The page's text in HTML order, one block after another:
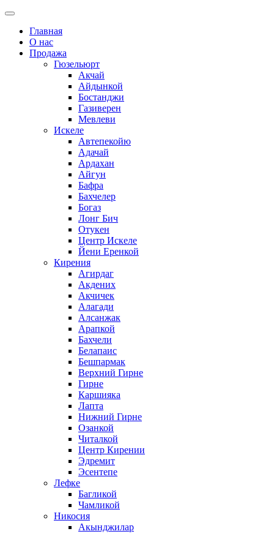
Главная
О нас
Продажа
Гюзельюрт
Акчай
Айдынкой
Бостанджи
Газиверен
Мевлеви
Искеле
Автепекойю
Адачай
Ардахан
Айгун
Бафра
Бахчелер
Богаз
Лонг Бич
Отукен
Центр Искеле
Йени Еренкой
Кирения
Агирдаг
Акдених
Акчичек
Алагади
Алсанжак
Арапкой
Бахчели
Белапаис
Бешпармак
Верхний Гирне
Гирне
Каршияка
Лапта
Нижний Гирне
Озанкой
Читалкой
Центр Кирении
Эдремит
Эсентепе
Лефке
Багликой
Чамликой
Никосия
Акынджилар